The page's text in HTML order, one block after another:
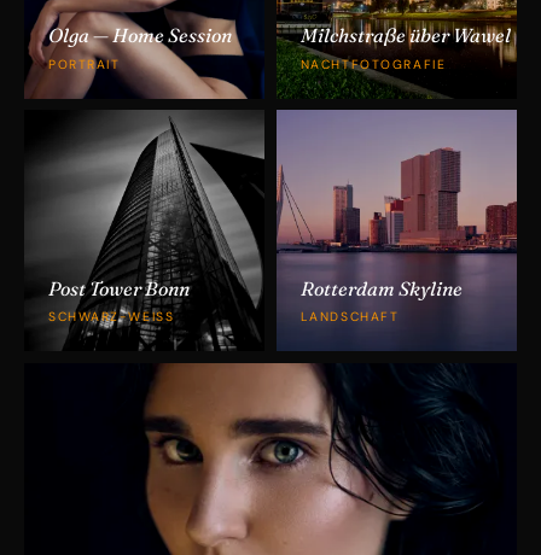
Olga — Home Session
PORTRAIT
Milchstraße über Wawel
NACHTFOTOGRAFIE
Post Tower Bonn
SCHWARZ-WEISS
Rotterdam Skyline
LANDSCHAFT